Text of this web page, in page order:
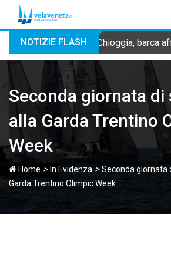
NOTIZIE FLASH Chioggia, barca
Seconda giornata
alla Garda Trentino
Week
Home > In Evidenza >Seconda giornata
Garda Trentino Olimpic Week